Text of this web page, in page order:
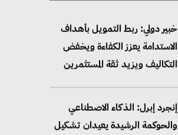
خبير دولي: ربط التمويل بأهداف
الاستدامة يعزز الكفاءة ويخفض
التكاليف ويزيد ثقة المستثمرين
إنجرد إبرل: الذكاء الاصطناعي
والحوكمة الرشيدة يعيدان تشكيل